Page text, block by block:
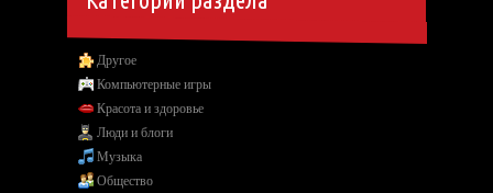
Другое
Компьютерные игры
Красота и здоровье
Люди и блоги
Музыка
Общество